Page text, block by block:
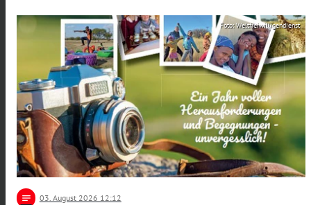
Foto: Weltfreiwilligendienst
notes 03 . August 2026 12:12